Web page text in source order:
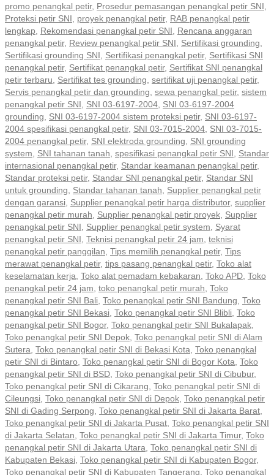
promo penangkal petir, Prosedur pemasangan penangkal petir SNI,
Proteksi petir SNI, proyek penangkal petir, RAB penangkal petir
lengkap, Rekomendasi penangkal petir SNI, Rencana anggaran
penangkal petir, Review penangkal petir SNI, Sertifikasi grounding,
Sertifikasi grounding SNI, Sertifikasi penangkal petir, Sertifikasi SNI
penangkal petir, Sertifikat penangkal petir, Sertifikat SNI penangkal
petir terbaru, Sertifikat tes grounding, sertifikat uji penangkal petir,
Servis penangkal petir dan grounding, sewa penangkal petir, sistem
penangkal petir SNI, SNI 03-6197-2004, SNI 03-6197-2004
grounding, SNI 03-6197-2004 sistem proteksi petir, SNI 03-6197-
2004 spesifikasi penangkal petir, SNI 03-7015-2004, SNI 03-7015-
2004 penangkal petir, SNI elektroda grounding, SNI grounding
system, SNI tahanan tanah, spesifikasi penangkal petir SNI, Standar
internasional penangkal petir, Standar keamanan penangkal petir,
Standar proteksi petir, Standar SNI penangkal petir, Standar SNI
untuk grounding, Standar tahanan tanah, Supplier penangkal petir
dengan garansi, Supplier penangkal petir harga distributor, supplier
penangkal petir murah, Supplier penangkal petir proyek, Supplier
penangkal petir SNI, Supplier penangkal petir system, Syarat
penangkal petir SNI, Teknisi penangkal petir 24 jam, teknisi
penangkal petir panggilan, Tips memilih penangkal petir, Tips
merawat penangkal petir, tips pasang penangkal petir, Toko alat
keselamatan kerja, Toko alat pemadam kebakaran, Toko APD, Toko
penangkal petir 24 jam, toko penangkal petir murah, Toko
penangkal petir SNI Bali, Toko penangkal petir SNI Bandung, Toko
penangkal petir SNI Bekasi, Toko penangkal petir SNI Blibli, Toko
penangkal petir SNI Bogor, Toko penangkal petir SNI Bukalapak,
Toko penangkal petir SNI Depok, Toko penangkal petir SNI di Alam
Sutera, Toko penangkal petir SNI di Bekasi Kota, Toko penangkal
petir SNI di Bintaro, Toko penangkal petir SNI di Bogor Kota, Toko
penangkal petir SNI di BSD, Toko penangkal petir SNI di Cibubur,
Toko penangkal petir SNI di Cikarang, Toko penangkal petir SNI di
Cileungsi, Toko penangkal petir SNI di Depok, Toko penangkal petir
SNI di Gading Serpong, Toko penangkal petir SNI di Jakarta Barat,
Toko penangkal petir SNI di Jakarta Pusat, Toko penangkal petir SNI
di Jakarta Selatan, Toko penangkal petir SNI di Jakarta Timur, Toko
penangkal petir SNI di Jakarta Utara, Toko penangkal petir SNI di
Kabupaten Bekasi, Toko penangkal petir SNI di Kabupaten Bogor,
Toko penangkal petir SNI di Kabupaten Tangerang, Toko penangkal